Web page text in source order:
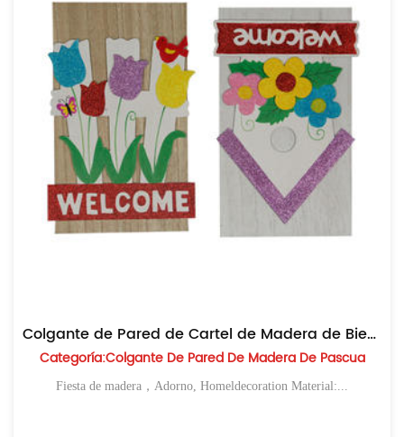
Colgante de Pared de Cartel de Madera de Bienvenida
Categoría:Colgante De Pared De Madera De Pascua
Fiesta de madera，Adorno, Homeldecoration Material:...